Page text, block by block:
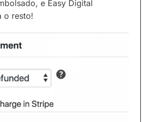
e Easy Digital
o resto!